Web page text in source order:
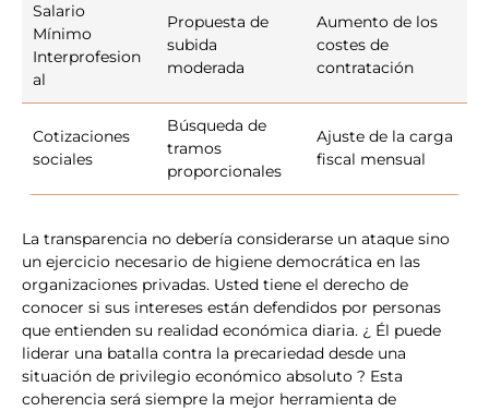
Salario
Mínimo
Interprofesion
al
Propuesta de
subida
moderada
Aumento de los
costes de
contratación
Cotizaciones
sociales
Búsqueda de
tramos
proporcionales
Ajuste de la carga
fiscal mensual
La transparencia no debería considerarse un ataque sino
un ejercicio necesario de higiene democrática en las
organizaciones privadas. Usted tiene el derecho de
conocer si sus intereses están defendidos por personas
que entienden su realidad económica diaria. ¿ Él puede
liderar una batalla contra la precariedad desde una
situación de privilegio económico absoluto ? Esta
coherencia será siempre la mejor herramienta de